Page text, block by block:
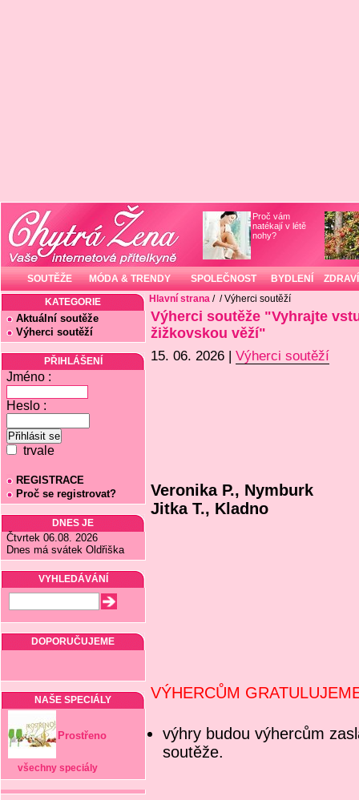
Proč vám
natékají v létě
nohy?
SOUTĚŽE MÓDA & TRENDY SPOLEČNOST BYDLENÍ ZDRAVÍ
KATEGORIE
Aktuální soutěže
Výherci soutěží
PŘIHLÁŠENÍ
Jméno :
Heslo :
trvale
REGISTRACE
Proč se registrovat?
DNES JE
Čtvrtek 06.08. 2026
Dnes má svátek Oldřiška
VYHLEDÁVÁNÍ
DOPORUČUJEME
NAŠE SPECIÁLY
Prostřeno
všechny speciály
Hlavní strana / / Výherci soutěží
Výherci soutěže "Vyhrajte
žižkovskou věží"
15. 06. 2026 | Výherci soutěží
Veronika P., Nymburk
Jitka T., Kladno
VÝHERCŮM
výhry budou výhercům
soutěže.